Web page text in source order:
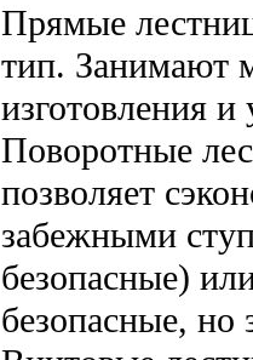
Прямые
тип. Занимают
изготовления и
Поворотные
позволяет
забежными
безопасные)
безопасные,